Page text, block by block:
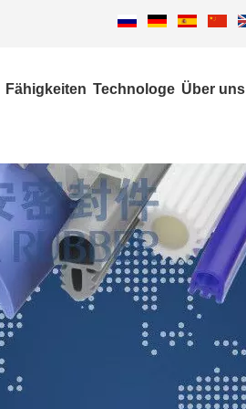
Fähigkeiten Technologe Über uns